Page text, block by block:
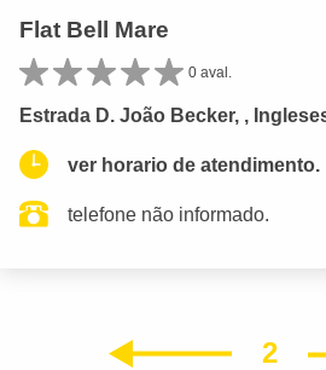
Flat Bell Mare
0 aval.
Estrada D. João Becker, ,
ver horario de atendimento.
telefone não informado.
2